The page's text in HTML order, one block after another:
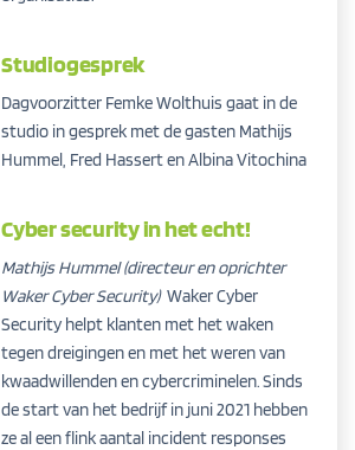
Studiogesprek
Dagvoorzitter Femke Wolthuis gaat in de
studio in gesprek met de gasten Mathijs
Hummel, Fred Hassert en Albina Vitochina
Cyber security in het echt!
Mathijs Hummel (directeur en oprichter
Waker Cyber Security) Waker Cyber
Security helpt klanten met het waken
tegen dreigingen en met het weren van
kwaadwillenden en cybercriminelen. Sinds
de start van het bedrijf in juni 2021 hebben
ze al een flink aantal incident responses